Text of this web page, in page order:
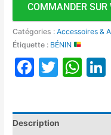
COMMANDER
Catégories :Accessoires &
Étiquette : BÉNIN
Facebook
Twitter
Description